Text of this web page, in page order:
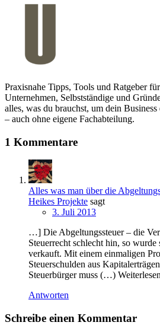
Praxisnahe Tipps, Tools und Ratgeber
Unternehmen, Selbstständige und
alles, was du brauchst, um dein
– auch ohne eigene Fachabteilung.
1 Kommentare
Alles was man über die
Heikes Projekte sagt
3. Juli 2013
…] Die Abgeltungssteuer – die
Steuerrecht schlecht hin, so
verkauft. Mit einem einmaligen
Steuerschulden aus
Steuerbürger muss (…)
Antworten
Schreibe einen Kommentar